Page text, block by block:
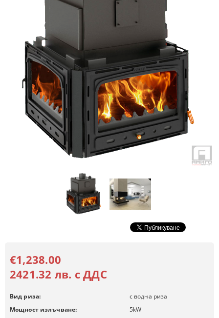
€1,238.00
2421.32 лв. с ДДС
Вид риза:
с водна риза
Мощност излъчване:
5kW